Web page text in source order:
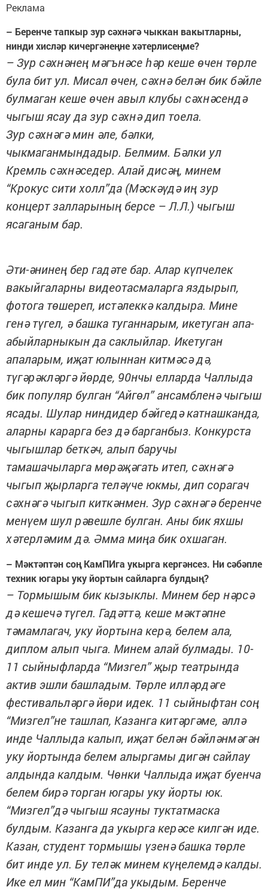
Реклама
– Беренче тапкыр зур сәхнәгә чыккан вакытларны,
нинди хисләр кичергәнеңне хәтерлисеңме?
– Зур сәхнәнең мәгънәсе һәр кеше өчен төрле
була бит ул. Мисал өчен, сәхнә белән бик бәйле
булмаган кеше өчен авыл клубы сәхнәсендә
чыгыш ясау да зур сәхнә дип тоела.
Зур сәхнәгә мин әле, бәлки,
чыкмаганмындадыр. Белмим. Бәлки ул
Кремль сәхнәседер. Алай дисәң, минем
“Крокус сити холл”да (Мәскәүдә иң зур
концерт залларының берсе – Л.Л.) чыгыш
ясаганым бар.
Әти-әнинең бер гадәте бар. Алар күпчелек
вакыйгаларны видеотасмаларга яздырып,
фотога төшереп, истәлеккә калдыра. Мине
генә түгел, ә башка туганнарым, икетуган апа-
абыйларныкын да саклыйлар. Икетуган
апаларым, иҗат юлыннан китмәсә дә,
түгәрәкләргә йөрде, 90нчы елларда Чаллыда
бик популяр булган “Айгөл” ансамбленә чыгыш
ясады. Шулар ниндидер бәйгедә катнашканда,
аларны карарга без дә барганбыз. Конкурста
чыгышлар беткәч, алып баручы
тамашачыларга мөрәҗәгать итеп, сәхнәгә
чыгып җырларга теләүче юкмы, дип сорагач
сәхнәгә чыгып киткәнмен. Зур сәхнәгә беренче
менүем шул рәвешле булган. Аны бик яхшы
хәтерләмим дә. Әмма миңа бик охшаган.
– Мәктәптән соң КамПИга укырга кергәнсез. Ни сәбәпле
техник югары уку йортын сайларга булдың?
– Тормышым бик кызыклы. Минем бер нәрсә
дә кешечә түгел. Гадәттә, кеше мәктәпне
тәмамлагач, уку йортына керә, белем ала,
диплом алып чыга. Минем алай булмады. 10-
11 сыйныфларда “Мизгел” җыр театрында
актив эшли башладым. Төрле илләрдәге
фестивальләргә йөри идек. 11 сыйныфтан соң
“Мизгел”не ташлап, Казанга китәргәме, әллә
инде Чаллыда калып, иҗат белән бәйләнмәгән
уку йортында белем алыргамы дигән сайлау
алдында калдым. Чөнки Чаллыда иҗат буенча
белем бирә торган югары уку йорты юк.
“Мизгел”дә чыгыш ясауны туктатмаска
булдым. Казанга да укырга керәсе килгән иде.
Казан, студент тормышы үзенә башка төрле
бит инде ул. Бу теләк минем күңелемдә калды.
Ике ел мин “КамПИ”да укыдым. Беренче